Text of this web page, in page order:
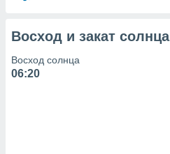
Восход и закат солнца
Восход солнца
06:20